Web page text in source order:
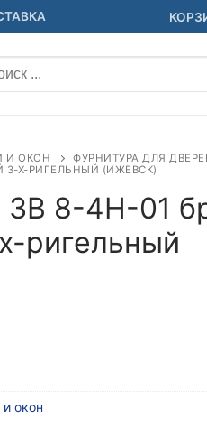
И ОКОН ФУРНИТУРА ДЛЯ
3-Х-РИГЕЛЬНЫЙ (ИЖЕВСК)
ЗВ 8-4Н-01
ригельный
окон